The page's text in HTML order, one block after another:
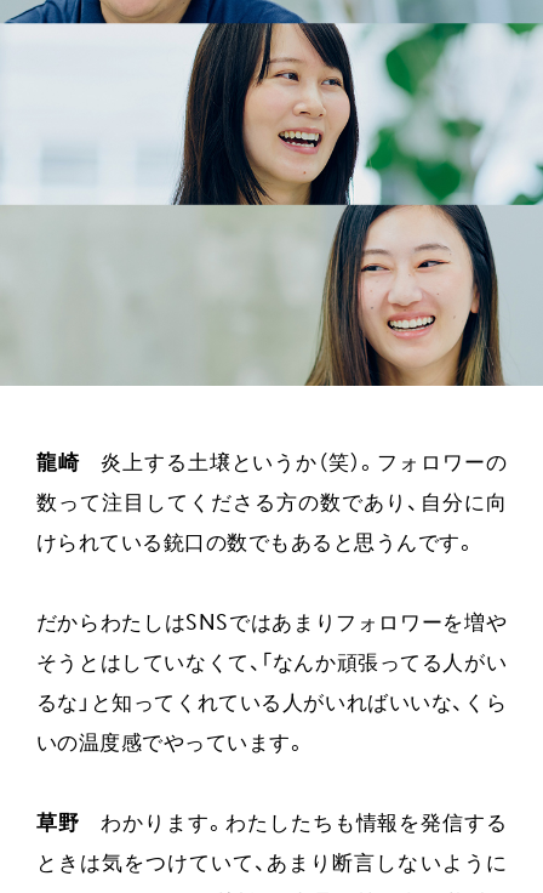
龍崎炎上する土壌というか（笑）。フォロワーの
数って注目してくださる方の数であり、自分に向
けられている銃口の数でもあると思うんです。
だからわたしはSNSではあまりフォロワーを増や
そうとはしていなくて、「なんか頑張ってる人がい
るな」と知ってくれている人がいればいいな、くら
いの温度感でやっています。
草野 わかります。わたしたちも情報を発信する
ときは気をつけていて、あまり断言しないように